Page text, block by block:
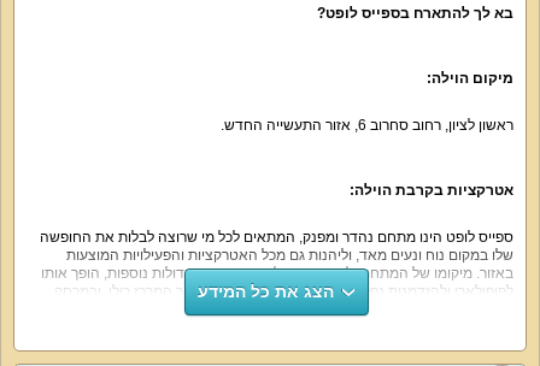
בא לך להתארח בספייס לופט?
מיקום הוילה:
ראשון לציון, רחוב סחרוב 6, אזור התעשייה החדש.
אטרקציות בקרבת הוילה:
ספייס לופט הינו מתחם נהדר ומפנק, המתאים לכל מי שרוצה לבלות את החופשה
שלו במקום נוח ונעים מאד, וליהנות גם מכל האטרקציות והפעילויות המוצעות
באזור. מיקומו של המתחם, לא רחוק מתל אביב ומערים גדולות נוספות, הופך אותו
לפופולארי ולהזדמנות נפלאה ליהנות מכל מה שמציע אזור המרכז כולו, ובמרחק
נסיעה קצר מאד מהמתחם.
הצג את כל המידע